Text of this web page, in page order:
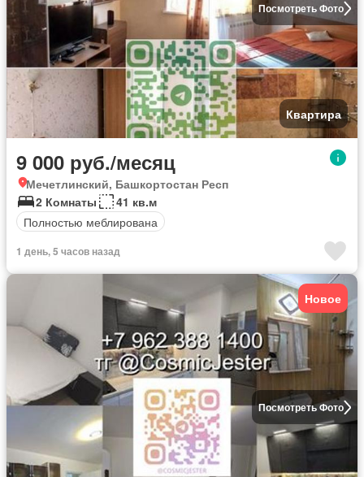
Посмотреть Фото
Квартира
9 000 руб./месяц
Мечетлинский, Башкортостан Респ
2 Комнаты
41 кв.м
Полностью меблирована
1 день, 5 часов назад
Посмотреть Фото
Новое